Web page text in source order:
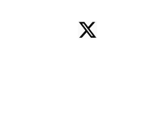
インフォメーションは、Twitterにて